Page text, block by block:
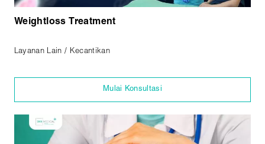
Weightloss Treatment
Layanan Lain / Kecantikan
Mulai Konsultasi